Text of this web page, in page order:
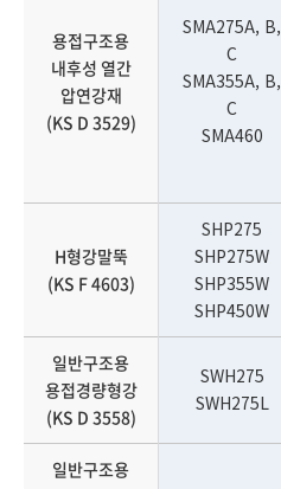
용접구조용
내후성 열간
압연강재
(KS D 3529)
SMA275A, B,
C
SMA355A, B,
C
SMA460
H형강말뚝
(KS F 4603)
SHP275
SHP275W
SHP355W
SHP450W
일반구조용
용접경량형강
(KS D 3558)
SWH275
SWH275L
일반구조용